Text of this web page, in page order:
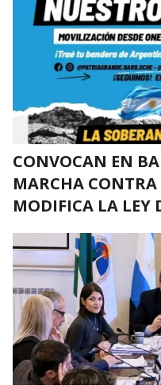
CONVOCAN EN
MARCHA CONTRA
MODIFICA LA LEY